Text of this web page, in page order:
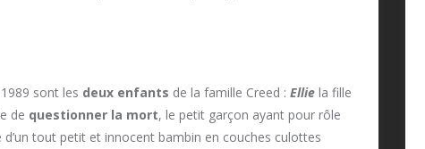
sont les deux enfants de la famille Creed : Ellie la fille
de questionner la mort, le petit garçon ayant pour rôle
d’un tout petit et innocent bambin en couches culottes